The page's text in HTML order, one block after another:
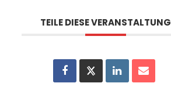
TEILE DIESE VERANSTALTUNG